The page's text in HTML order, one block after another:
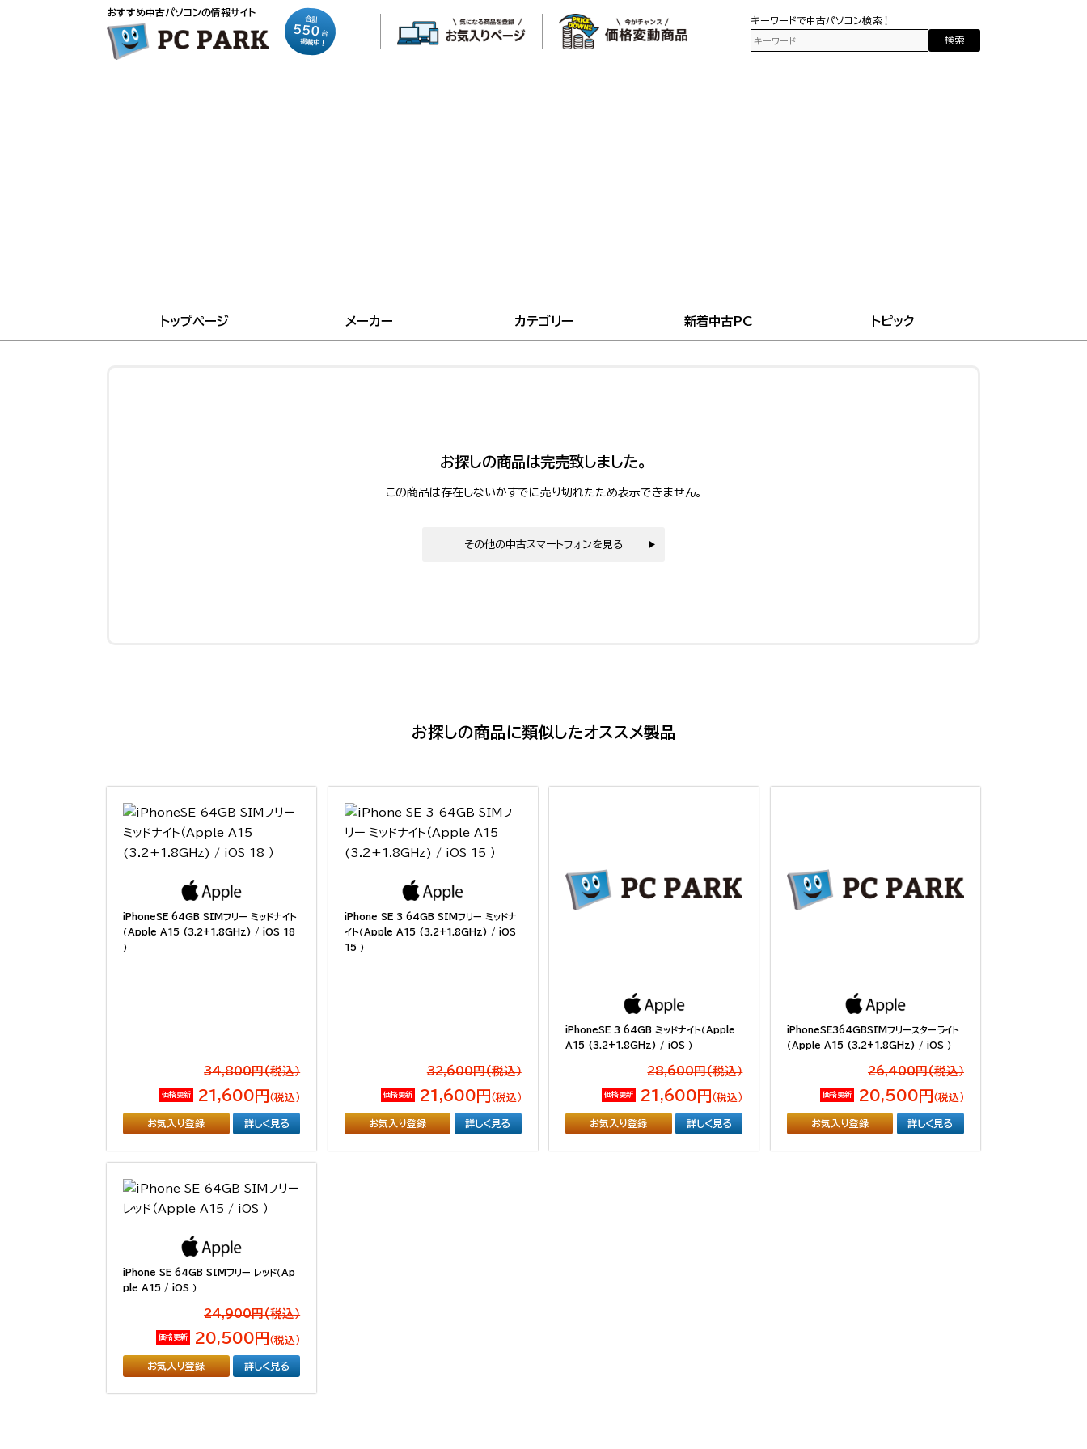
おすすめ中古パソコンの情報サイト
合計
550 台
掲載中！
キーワードで中古パソコン検索！
検索
トップページ メーカー カテゴリー 新着中古PC トピック
お探しの商品は完売致しました。
この商品は存在しないかすでに売り切れたため表示できません。
その他の中古スマートフォンを見る
お探しの商品に類似したオススメ製品
iPhoneSE 64GB SIMフリー ミッドナイト
（Apple A15 (3.2+1.8GHz) / iOS 18
）
34,800円(税込）
価格更新 21,600円 （税込）
お気入り登録 詳しく見る
iPhone SE 3 64GB SIMフリー ミッドナ
イト（Apple A15 (3.2+1.8GHz) / iOS
15 ）
32,600円(税込）
価格更新 21,600円 （税込）
お気入り登録 詳しく見る
iPhoneSE 3 64GB ミッドナイト（Apple
A15 (3.2+1.8GHz) / iOS ）
28,600円(税込）
価格更新 21,600円 （税込）
お気入り登録 詳しく見る
iPhoneSE364GBSIMフリースターライト
（Apple A15 (3.2+1.8GHz) / iOS ）
26,400円(税込）
価格更新 20,500円 （税込）
お気入り登録 詳しく見る
iPhone SE 64GB SIMフリー レッド（Ap
ple A15 / iOS ）
24,900円(税込）
価格更新 20,500円 （税込）
お気入り登録 詳しく見る